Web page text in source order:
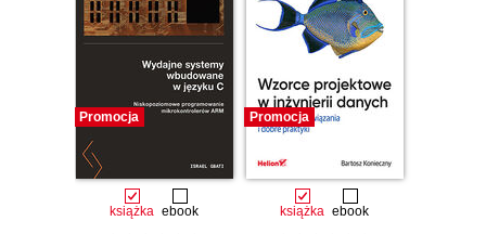
Promocja
książka ebook
Promocja
książka ebook